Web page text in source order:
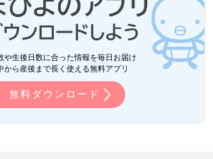
や生後日数に合った情報を毎日お届け
から産後まで長く使える無料アプリ
無料ダウンロード